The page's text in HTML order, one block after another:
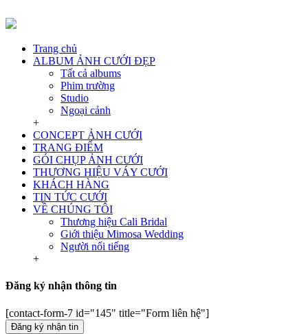
Trang chủ
ALBUM ẢNH CƯỚI ĐẸP
Tất cả albums
Phim trường
Studio
Ngoại cảnh
+
CONCEPT ẢNH CƯỚI
TRANG ĐIỂM
GÓI CHỤP ẢNH CƯỚI
THƯƠNG HIỆU VÁY CƯỚI
KHÁCH HÀNG
TIN TỨC CƯỚI
VỀ CHÚNG TÔI
Thương hiệu Cali Bridal
Giới thiệu Mimosa Wedding
Người nổi tiếng
+
Đăng ký nhận thông tin
[contact-form-7 id="145" title="Form liên hệ"]
Đăng ký nhận tin